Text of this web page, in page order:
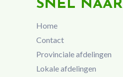
SNEL NAAR
Home
Contact
Provinciale afdelingen
Lokale afdelingen